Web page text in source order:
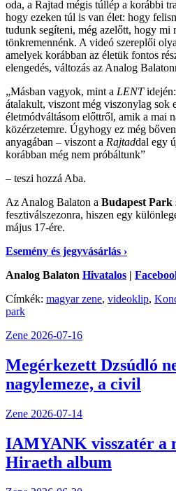
oda, a Rajtad mégis túllép a korábbi
hogy ezeken túl is van élet: hogy
tudunk segíteni, még azelőtt, hogy mi
tönkremennénk. A videó szereplői
amelyek korábban az életük fontos
elengedés, változás az Analog
„Másban vagyok, mint a LENTidején:
átalakult, viszont még viszonylag sok
életmódváltásom előttről, amik a mai
közérzetemre. Úgyhogy ez még
anyagában – viszont a Rajtaddal egy
korábban még nem próbáltunk”
– teszi hozzá Aba.
Az Analog Balaton a Budapest Park
fesztiválszezonra, hiszen egy
május 17-ére.
Esemény és jegyvásárlás ›
Analog Balaton Hivatalos |
Címkék: magyar zene, videoklip,
park
Zene 2026-07-16
Megérkezett Dzsúdló
nagylemeze, a civil
Zene 2026-07-14
IAMYANK visszatér a
Hiraeth album